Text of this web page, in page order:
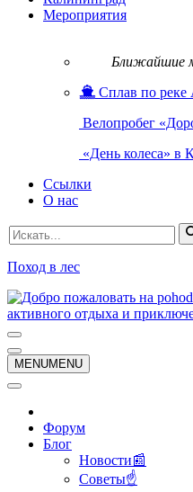
Мероприятия
Ближайшие
Сплав по реке
Велопробег
«День колеса» в
Ссылки
О нас
Искать...
Поход в лес
Меню
навигации
Меню
навигации
MENUMENU
Форум
Блог
Новости📰
Советы☝